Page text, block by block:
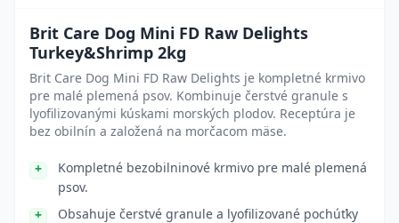
Brit Care Dog Mini FD Raw Delights
Turkey&Shrimp 2kg
Brit Care Dog Mini FD Raw Delights je kompletné krmivo
pre malé plemená psov. Kombinuje čerstvé granule s
lyofilizovanými kúskami morských plodov. Receptúra je
bez obilnín a založená na morčacom mäse.
Kompletné bezobilninové krmivo pre malé plemená
psov.
Obsahuje čerstvé granule a lyofilizované pochúťky